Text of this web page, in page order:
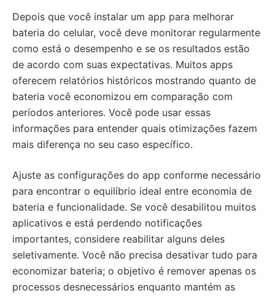
Depois que você instalar um app para melhorar
bateria do celular, você deve monitorar regularmente
como está o desempenho e se os resultados estão
de acordo com suas expectativas. Muitos apps
oferecem relatórios históricos mostrando quanto de
bateria você economizou em comparação com
períodos anteriores. Você pode usar essas
informações para entender quais otimizações fazem
mais diferença no seu caso específico.
Ajuste as configurações do app conforme necessário
para encontrar o equilíbrio ideal entre economia de
bateria e funcionalidade. Se você desabilitou muitos
aplicativos e está perdendo notificações
importantes, considere reabilitar alguns deles
seletivamente. Você não precisa desativar tudo para
economizar bateria; o objetivo é remover apenas os
processos desnecessários enquanto mantém as